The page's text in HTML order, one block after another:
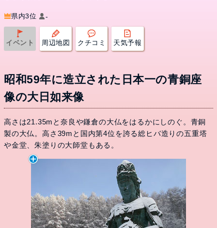
県内3位 -
イベント 周辺地図 クチコミ 天気予報
昭和59年に造立された日本一の青銅座
像の大日如来像
高さは21.35mと奈良や鎌倉の大仏をはるかにしのぐ。青銅
製の大仏。高さ39mと国内第4位を誇る総ヒバ造りの五重塔
や金堂、朱塗りの大師堂もある。